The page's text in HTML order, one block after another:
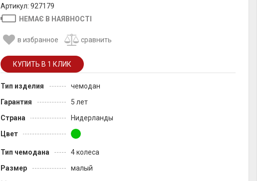
Артикул: 927179
НЕМАЄ В НАЯВНОСТІ
в избранное сравнить
Тип изделия
чемодан
Гарантия
5 лет
Страна
Нидерланды
Цвет
Тип чемодана
4 колеса
Размер
малый